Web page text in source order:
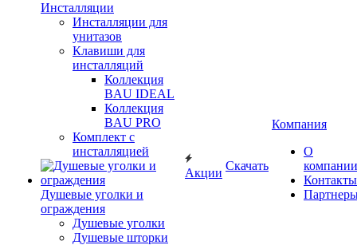
Инсталляции
Инсталляции для
унитазов
Клавиши для
инсталляций
Коллекция
BAU IDEAL
Коллекция
BAU PRO
Комплект с
инсталляцией
Душевые уголки и
ограждения
Душевые уголки
Душевые шторки
Акции
Скачать
Компания
О
компании
Контакты